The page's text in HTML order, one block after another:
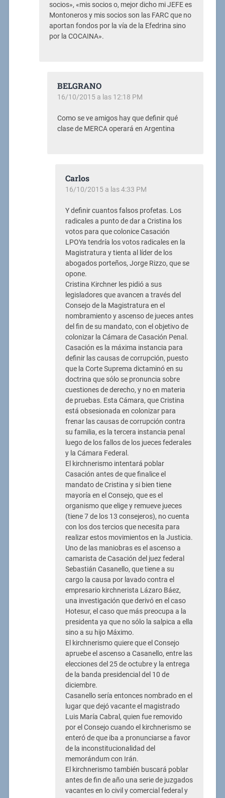
socios», «mis socios o, mejor dicho mi JEFE es
Montoneros y mis socios son las FARC que no
aportan fondos por la vía de la Efedrina sino
por la COCAINA».
BELGRANO
16/10/2015 a las 12:18 PM
Como se ve amigos hay que definir qué
clase de MERCA operará en Argentina
Carlos
16/10/2015 a las 4:33 PM
Y definir cuantos falsos profetas. Los
radicales a punto de dar a Cristina los
votos para que colonice Casación
LPOYa tendría los votos radicales en la
Magistratura y tienta al líder de los
abogados porteños, Jorge Rizzo, que se
opone.
Cristina Kirchner les pidió a sus
legisladores que avancen a través del
Consejo de la Magistratura en el
nombramiento y ascenso de jueces antes
del fin de su mandato, con el objetivo de
colonizar la Cámara de Casación Penal.
Casación es la máxima instancia para
definir las causas de corrupción, puesto
que la Corte Suprema dictaminó en su
doctrina que sólo se pronuncia sobre
cuestiones de derecho, y no en materia
de pruebas. Esta Cámara, que Cristina
está obsesionada en colonizar para
frenar las causas de corrupción contra
su familia, es la tercera instancia penal
luego de los fallos de los jueces federales
y la Cámara Federal.
El kirchnerismo intentará poblar
Casación antes de que finalice el
mandato de Cristina y si bien tiene
mayoría en el Consejo, que es el
organismo que elige y remueve jueces
(tiene 7 de los 13 consejeros), no cuenta
con los dos tercios que necesita para
realizar estos movimientos en la Justicia.
Uno de las maniobras es el ascenso a
camarista de Casación del juez federal
Sebastián Casanello, que tiene a su
cargo la causa por lavado contra el
empresario kirchnerista Lázaro Báez,
una investigación que derivó en el caso
Hotesur, el caso que más preocupa a la
presidenta ya que no sólo la salpica a ella
sino a su hijo Máximo.
El kirchnerismo quiere que el Consejo
apruebe el ascenso a Casanello, entre las
elecciones del 25 de octubre y la entrega
de la banda presidencial del 10 de
diciembre.
Casanello sería entonces nombrado en el
lugar que dejó vacante el magistrado
Luis María Cabral, quien fue removido
por el Consejo cuando el kirchnerismo se
enteró de que iba a pronunciarse a favor
de la inconstitucionalidad del
memorándum con Irán.
El kirchnerismo también buscará poblar
antes de fin de año una serie de juzgados
vacantes en lo civil y comercial federal y